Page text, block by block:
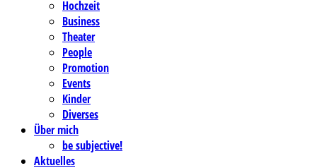
Hochzeit
Business
Theater
People
Promotion
Events
Kinder
Diverses
Über mich
be subjective!
Aktuelles